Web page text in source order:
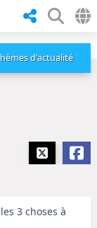
d'actualité
3 choses à